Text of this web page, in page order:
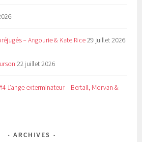
– Angourie & Kate Rice29 juillet 2026
22 juillet 2026
L’ange exterminateur – Bertail, Morvan &
ARCHIVES